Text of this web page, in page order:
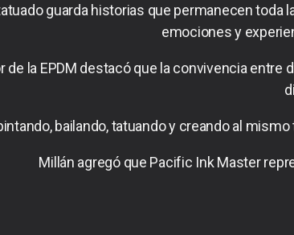
guarda historias que permanecen
emociones y
de la EPDM destacó que la convivencia
bailando, tatuando y creando al
Millán agregó que Pacific Ink Master